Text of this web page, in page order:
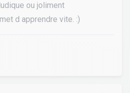
ou joliment
d apprendre vite. :)